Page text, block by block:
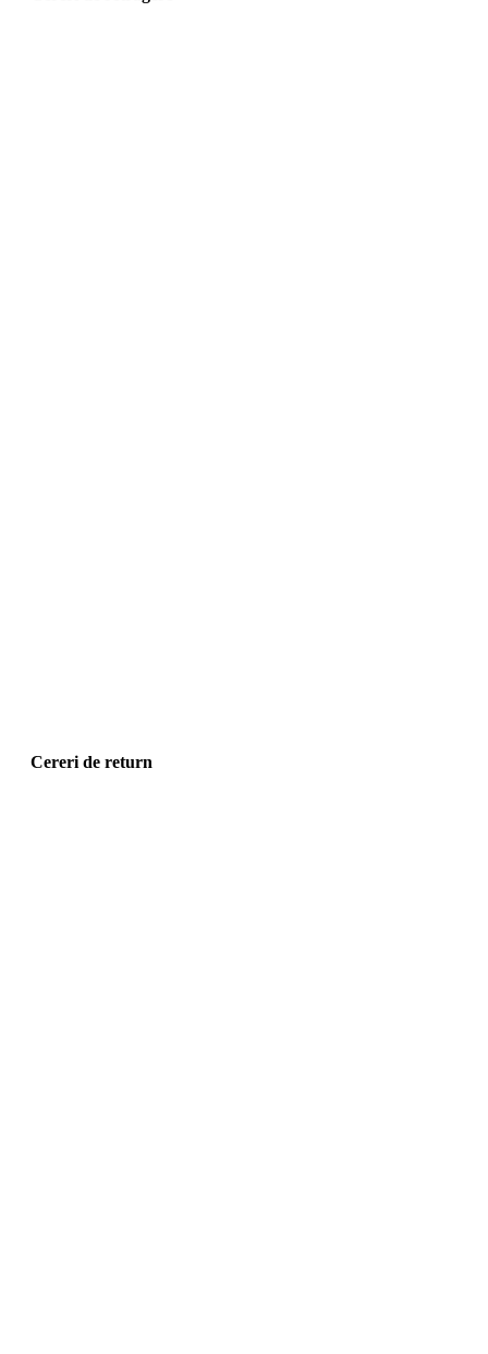
Cereri de return